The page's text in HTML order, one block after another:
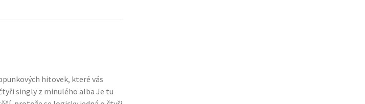
hitovek, které vás
singly z minulého alba Je tu